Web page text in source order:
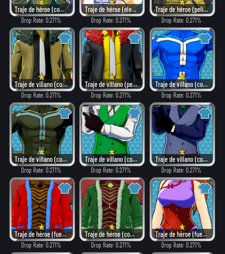
Traje de héroe (combate)
Drop Rate: 0.271%
Traje de héroe (elegante)
Drop Rate: 0.271%
Traje de héroe (peligroso)
Drop Rate: 0.271%
Traje de villano (combate)
Drop Rate: 0.271%
Traje de villano (peligroso)
Drop Rate: 0.271%
Traje de villano (como héroe)
Drop Rate: 0.271%
Traje de villano (combate)
Drop Rate: 0.271%
Traje de villano (como héroe)
Drop Rate: 0.271%
Traje de villano (combate)
Drop Rate: 0.271%
Traje de héroe (fuego)
Drop Rate: 0.271%
Traje de héroe (combate)
Drop Rate: 0.271%
Traje de héroe (fuego)
Drop Rate: 0.271%